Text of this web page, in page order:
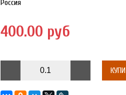
Россия
400.00 руб